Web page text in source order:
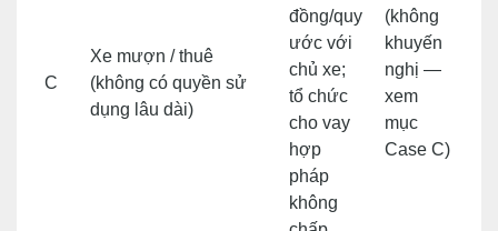
C
Xe mượn / thuê
(không có quyền sử
dụng lâu dài)
đồng/quy
ước với
chủ xe;
tổ chức
cho vay
hợp
pháp
không
(không
khuyến
nghị —
xem
mục
Case C)